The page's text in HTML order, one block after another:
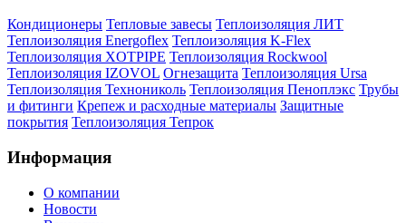
Кондиционеры Тепловые завесы Теплоизоляция ЛИТ
Теплоизоляция Energoflex Теплоизоляция K-Flex
Теплоизоляция XOTPIPE Теплоизоляция Rockwool
Теплоизоляция IZOVOL Огнезащита Теплоизоляция Ursa
Теплоизоляция Технониколь Теплоизоляция Пеноплэкс Трубы
и фитинги Крепеж и расходные материалы Защитные
покрытия Теплоизоляция Тепрок
Информация
О компании
Новости